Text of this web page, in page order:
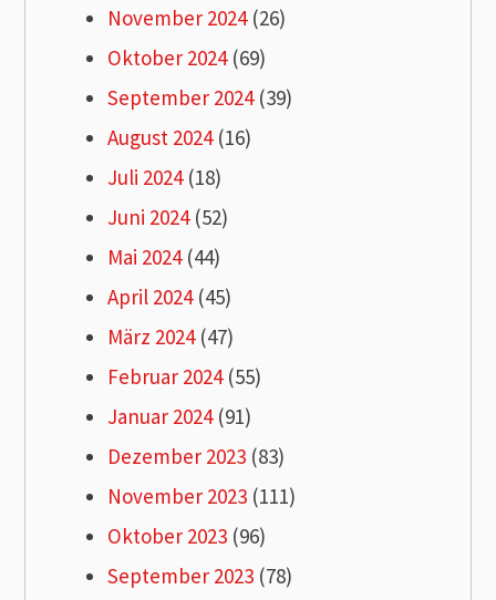
November 2024(26)
Oktober 2024(69)
September 2024(39)
August 2024(16)
Juli 2024(18)
Juni 2024(52)
Mai 2024(44)
April 2024(45)
März 2024(47)
Februar 2024(55)
Januar 2024(91)
Dezember 2023 (83)
November 2023 (111)
Oktober 2023 (96)
September 2023 (78)